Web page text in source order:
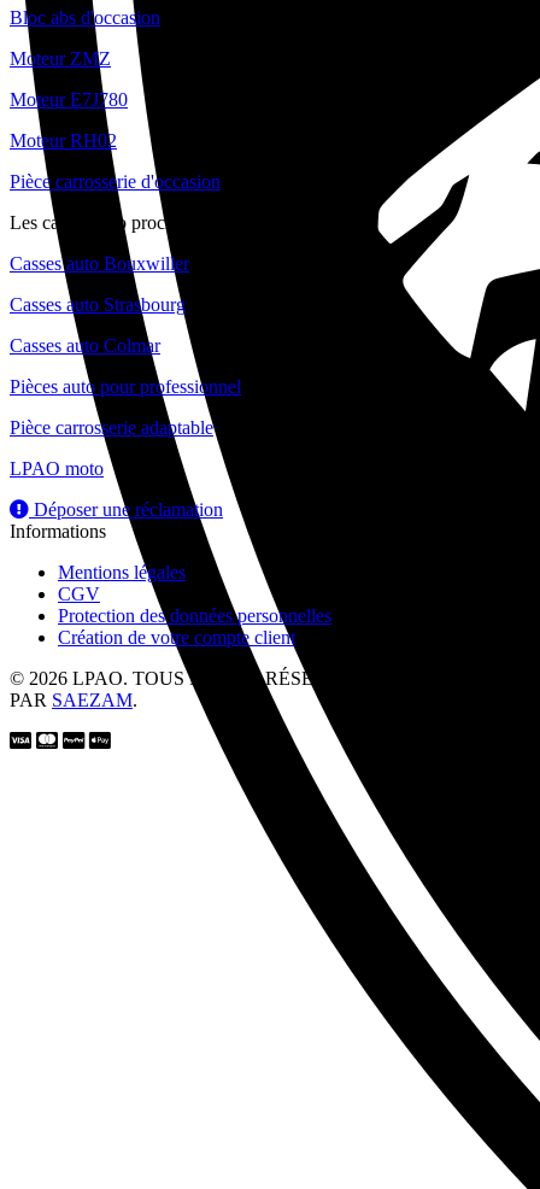
Bloc abs d'occasion
Moteur ZMZ
Moteur E7J780
Moteur RH02
Pièce carrosserie d'occasion
Les casses auto proche de chez vous
Casses auto Bouxwiller
Casses auto Strasbourg
Casses auto Colmar
Pièces auto pour professionnel
Pièce carrosserie adaptable
LPAO moto
Déposer une réclamation
Informations
Mentions légales
CGV
Protection des données personnelles
Création de votre compte client
© 2026 LPAO. TOUS DROITS RÉSERVÉS. CONCEPTION
PAR SAEZAM.